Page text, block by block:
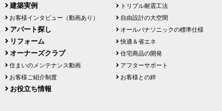
建築実例
お客様インタビュー（動画あり）
アパート探し
リフォーム
オーナーズクラブ
住まいのメンテナンス動画
お客様ご紹介制度
お役立ち情報
トリプル耐震工法
自由設計の大空間
オールパナソニックの標準仕様
快適＆省エネ
住宅商品の開発
アフターサポート
お客様との絆